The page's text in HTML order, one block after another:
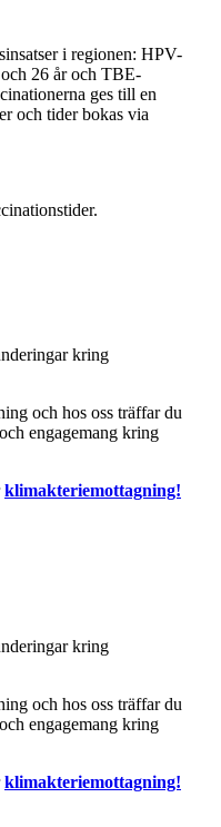
i regionen: HPV-
26 år och TBE-
ges till en
och tider bokas via
kring
och hos oss träffar du
engagemang kring
klimakteriemottagning!
kring
och hos oss träffar du
engagemang kring
klimakteriemottagning!